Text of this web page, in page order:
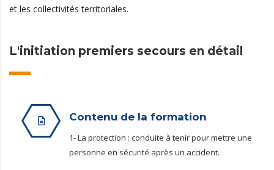
et les collectivités territoriales.
L'initiation premiers secours en détail
Contenu de la formation
1- La protection : conduite à tenir pour mettre une
personne en sécurité après un accident.